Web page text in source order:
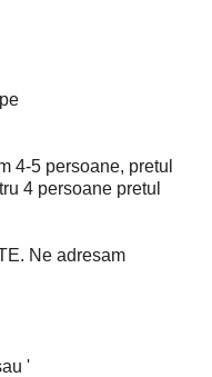
4-5 persoane, pretul
4 persoane pretul
Ne adresam
'